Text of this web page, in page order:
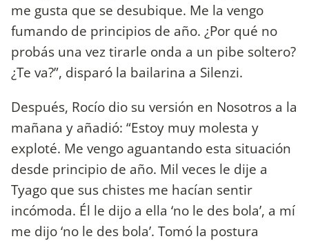
me gusta que se desubique. Me la vengo
fumando de principios de año. ¿Por qué no
probás una vez tirarle onda a un pibe soltero?
¿Te va?”, disparó la bailarina a Silenzi.
Después, Rocío dio su versión en Nosotros a la
mañana y añadió: “Estoy muy molesta y
exploté. Me vengo aguantando esta situación
desde principio de año. Mil veces le dije a
Tyago que sus chistes me hacían sentir
incómoda. Él le dijo a ella ‘no le des bola’, a mí
me dijo ‘no le des bola’. Tomó la postura